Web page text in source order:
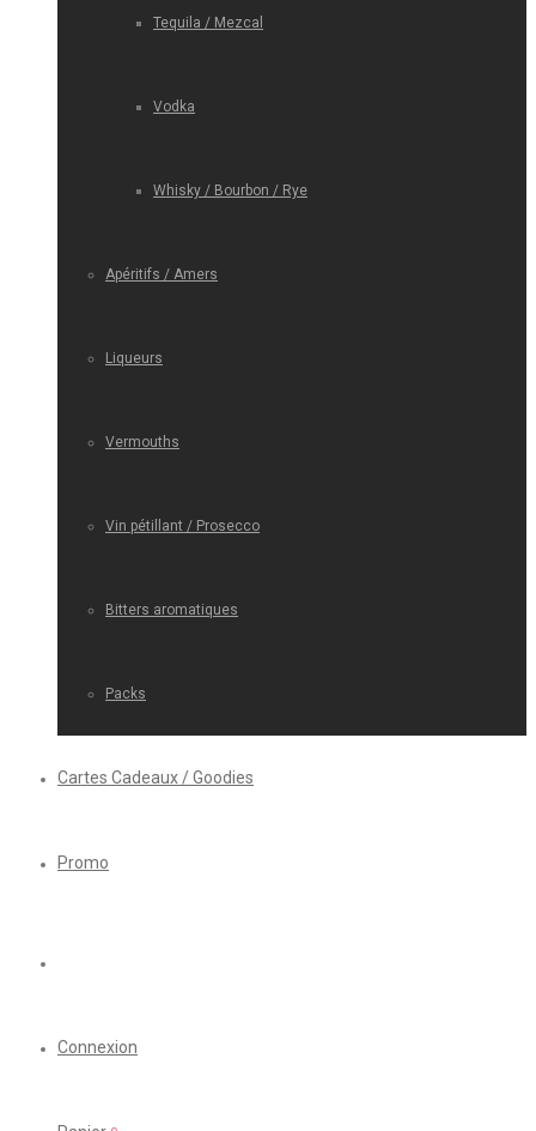
Tequila / Mezcal
Vodka
Whisky / Bourbon / Rye
Apéritifs / Amers
Liqueurs
Vermouths
Vin pétillant / Prosecco
Bitters aromatiques
Packs
Cartes Cadeaux / Goodies
Promo
Connexion